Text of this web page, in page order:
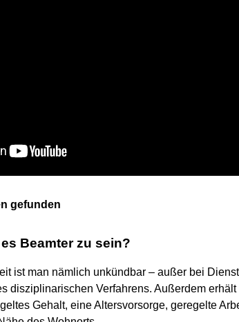
gefunden
Beamter zu sein?
ist man nämlich unkündbar – außer bei
disziplinarischen Verfahrens. Außerdem
Gehalt, eine Altersvorsorge, geregelte